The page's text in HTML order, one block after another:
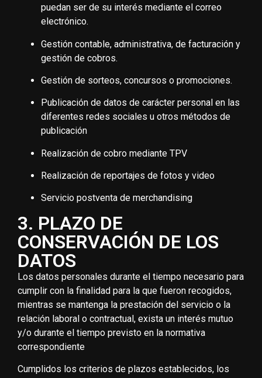
puedan ser de su interés mediante el correo
electrónico.
Gestión contable, administrativa, de facturación y
gestión de cobros.
Gestión de sorteos, concursos o promociones.
Publicación de datos de carácter personal en las
diferentes redes sociales u otros métodos de
publicación
Realización de cobro mediante TPV
Realización de reportajes de fotos y video
Servicio postventa de merchandising
3. PLAZO DE
CONSERVACIÓN DE LOS
DATOS
Los datos personales durante el tiempo necesario para
cumplir con la finalidad para la que fueron recogidos,
mientras se mantenga la prestación del servicio o la
relación laboral o contractual, exista un interés mutuo
y/o durante el tiempo previsto en la normativa
correspondiente
Cumplidos los criterios de plazos establecidos, los